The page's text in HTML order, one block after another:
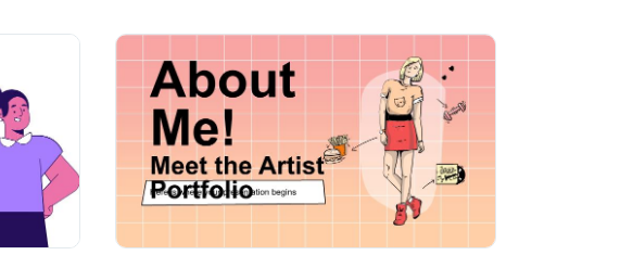
thiết kế
của
vời
gì và
bạn nghĩ! Và từ Slidesgo, chúng tôi nghĩ rằng
không có cách nào thú vị hơn để nói về bản thân
bạn hơn là thực hiện một bài thuyết trình với sự
trợ giúp của một trong những mẫu của chúng
tôi, giống như mẫu chúng tôi đề xuất ở đây. Nhờ
thiết kế hiện đại này, bạn sẽ có thể nói về nhóm
nhạc nam K-Pop yêu thích của mình và cách nó
liên quan trực tiếp đến tính cách của bạn. Hãy
xem các hình minh họa đi kèm!